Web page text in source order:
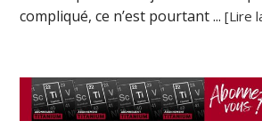
compliqué, ce n’est pourtant ...[Lire